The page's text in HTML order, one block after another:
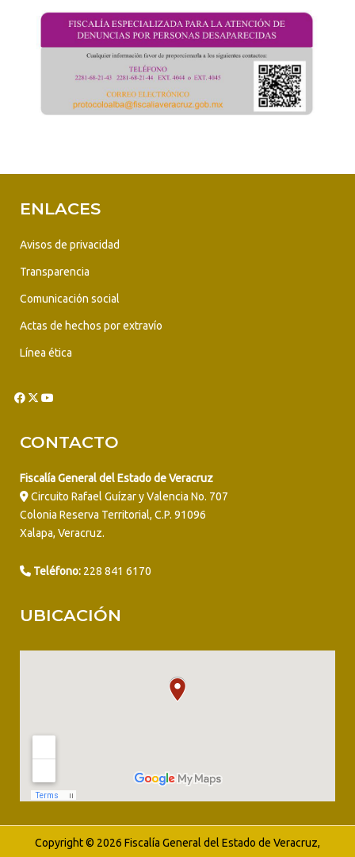
ENLACES
Avisos de privacidad
Transparencia
Comunicación social
Actas de hechos por extravío
Línea ética
CONTACTO
Fiscalía General del Estado de Veracruz
Circuito Rafael Guízar y Valencia No. 707
Colonia Reserva Territorial, C.P. 91096
Xalapa, Veracruz.
Teléfono: 228 841 6170
UBICACIÓN
Copyright © 2026 Fiscalía General del Estado de Veracruz,